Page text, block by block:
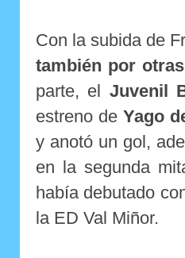
Con la subida de
también por
parte, el Juvenil
estreno de Yago
y anotó un gol,
en la segunda
había debutado
la ED Val Miñor.